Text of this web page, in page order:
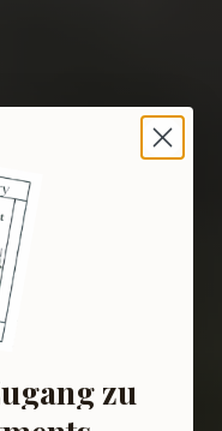
zu